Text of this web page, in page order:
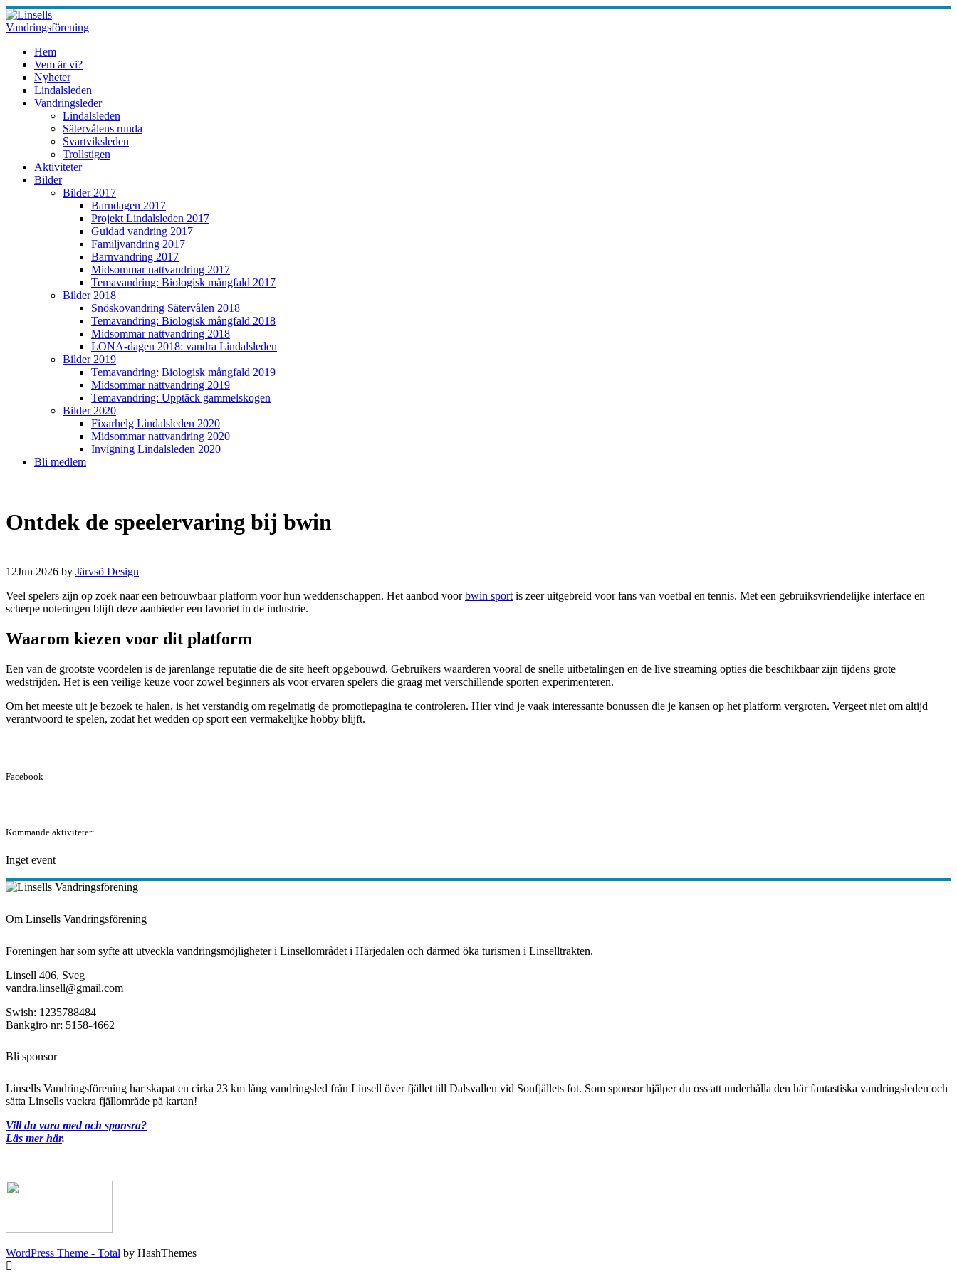
Skip
to
content
Hem
Vem är vi?
Nyheter
Lindalsleden
Vandringsleder
Lindalsleden
Sätervålens runda
Svartviksleden
Trollstigen
Aktiviteter
Bilder
Bilder 2017
Barndagen 2017
Projekt Lindalsleden 2017
Guidad vandring 2017
Familjvandring 2017
Barnvandring 2017
Midsommar nattvandring 2017
Temavandring: Biologisk mångfald 2017
Bilder 2018
Snöskovandring Sätervålen 2018
Temavandring: Biologisk mångfald 2018
Midsommar nattvandring 2018
LONA-dagen 2018: vandra Lindalsleden
Bilder 2019
Temavandring: Biologisk mångfald 2019
Midsommar nattvandring 2019
Temavandring: Upptäck gammelskogen
Bilder 2020
Fixarhelg Lindalsleden 2020
Midsommar nattvandring 2020
Invigning Lindalsleden 2020
Bli medlem
Ontdek de speelervaring bij bwin
12Jun 2026 by Järvsö Design
Veel spelers zijn op zoek naar een betrouwbaar platform voor hun weddenschappen. Het aanbod voorbwin sport is zeer uitgebreid voor fans van voetbal en tennis. Met een gebruiksvriendelijke interface en
scherpe noteringen blijft deze aanbieder een favoriet in de industrie.
Waarom kiezen voor dit platform
Een van de grootste voordelen is de jarenlange reputatie die de site heeft opgebouwd. Gebruikers waarderen vooral de snelle uitbetalingen en de live streaming opties die beschikbaar zijn tijdens grote
wedstrijden. Het is een veilige keuze voor zowel beginners als voor ervaren spelers die graag met verschillende sporten experimenteren.
Om het meeste uit je bezoek te halen, is het verstandig om regelmatig de promotiepagina te controleren. Hier vind je vaak interessante bonussen die je kansen op het platform vergroten. Vergeet niet om altijd
verantwoord te spelen, zodat het wedden op sport een vermakelijke hobby blijft.
Facebook
Kommande aktiviteter:
Inget event
Om Linsells Vandringsförening
Föreningen har som syfte att utveckla vandringsmöjligheter i Linsellområdet i Härjedalen och därmed öka turismen i Linselltrakten.
Linsell 406, Sveg
vandra.linsell@gmail.com
Swish: 1235788484
Bankgiro nr: 5158-4662
Bli sponsor
Linsells Vandringsförening har skapat en cirka 23 km lång vandringsled från Linsell över fjället till Dalsvallen vid Sonfjällets fot. Som sponsor hjälper du oss att underhålla den här fantastiska vandringsleden och
sätta Linsells vackra fjällområde på kartan!
Vill du vara med och sponsra?
Läs mer här.
WordPress Theme - Total by HashThemes